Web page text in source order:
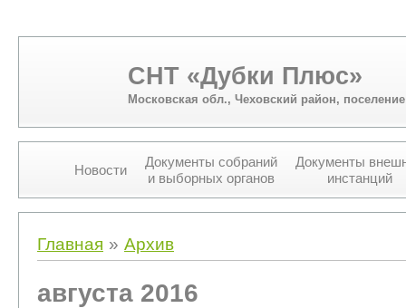
СНТ «Дубки Плюс»
Московская обл., Чеховский район,
Новости
Документы собраний
и выборных органов
Документы
инстанций
Вы здесь
Главная » Архив
августа 2016